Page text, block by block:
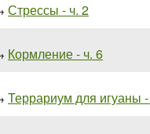
Стрессы - ч. 2
Кормление - ч. 6
Террариум для игуаны